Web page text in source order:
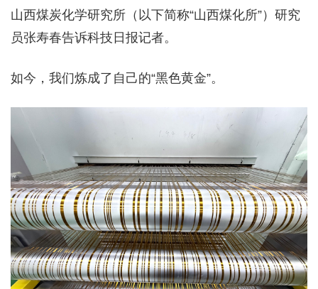
山西煤炭化学研究所（以下简称“山西煤化所”）研究
员张寿春告诉科技日报记者。
如今，我们炼成了自己的“黑色黄金”。